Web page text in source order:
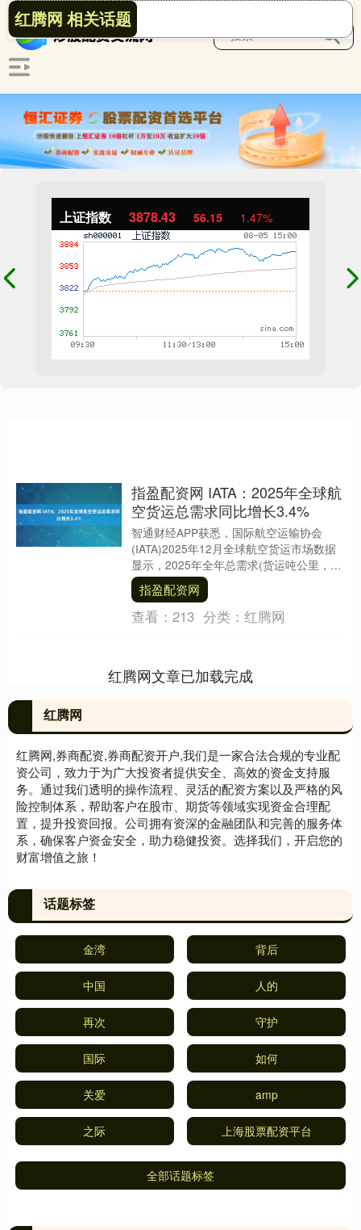
上证指数 3878.43 56.15 1.47%
红腾网 相关话题
指盈配资网 IATA：2025年全球航
空货运总需求同比增长3.4%
智通财经APP获悉，国际航空运输协会
(IATA)2025年12月全球航空货运市场数据
显示，2025年全年总需求(货运吨公里，
CTK)同比2024年增长3.4%(....
指盈配资网
查看： 213 分类： 红腾网
红腾网文章已加载完成
红腾网
红腾网,券商配资,券商配资开户,我们是一家合法合规的专业配
资公司，致力于为广大投资者提供安全、高效的资金支持服
务。通过我们透明的操作流程、灵活的配资方案以及严格的风
险控制体系，帮助客户在股市、期货等领域实现资金合理配
置，提升投资回报。公司拥有资深的金融团队和完善的服务体
系，确保客户资金安全，助力稳健投资。选择我们，开启您的
财富增值之旅！
话题标签
金湾 背后
中国 人的
再次 守护
国际 如何
关爱 amp
之际 上海股票配资平台
全部话题标签